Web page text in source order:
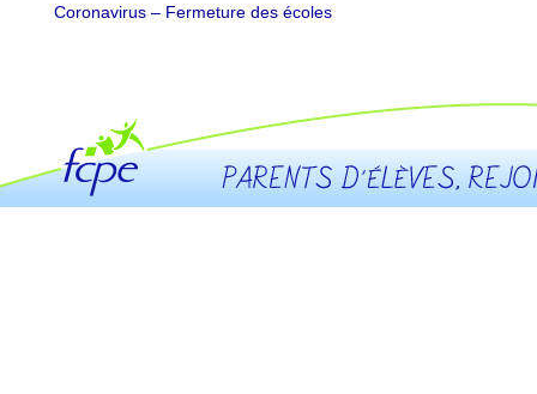
Coronavirus – Fermeture des écoles